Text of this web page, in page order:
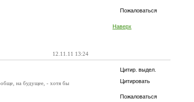
Пожаловаться
Наверх
12.11.11 13:24
Цитир. выдел.
Цитировать
Пожаловаться
на будущее, - хотя бы